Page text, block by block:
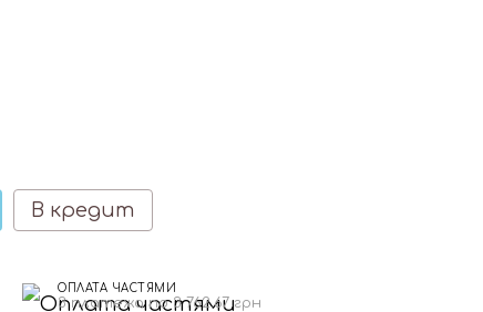
В кредит
ОПЛАТА ЧАСТЯМИ
3 платежа по 3 762.67 грн